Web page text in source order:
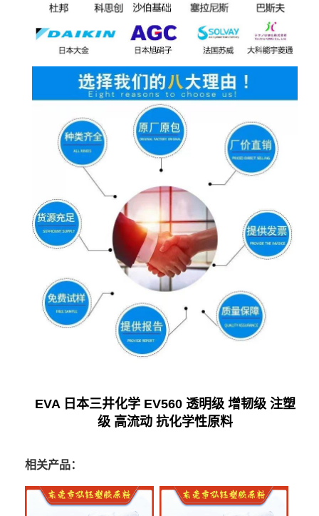
EVA 日本三井化学 EV560 透明级 增韧级 注塑
级 高流动 抗化学性原料
相关产品：